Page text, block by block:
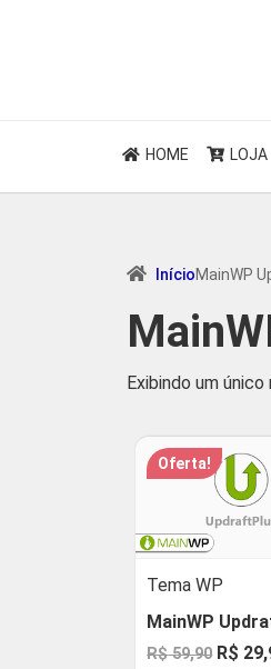
HOME LOJA
InícioMainWP
Exibindo um
Oferta!
Tema WP
MainWP
R$59,90 O
R$